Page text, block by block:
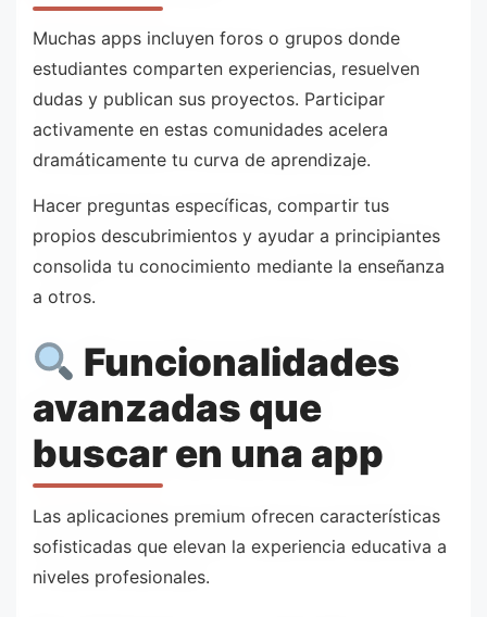
Muchas apps incluyen foros o grupos donde
estudiantes comparten experiencias, resuelven
dudas y publican sus proyectos. Participar
activamente en estas comunidades acelera
dramáticamente tu curva de aprendizaje.
Hacer preguntas específicas, compartir tus
propios descubrimientos y ayudar a principiantes
consolida tu conocimiento mediante la enseñanza
a otros.
Funcionalidades
avanzadas que
buscar en una app
Las aplicaciones premium ofrecen características
sofisticadas que elevan la experiencia educativa a
niveles profesionales.